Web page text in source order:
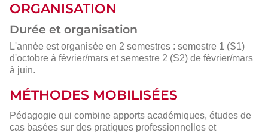
ORGANISATION
Durée et organisation
L'année est organisée en 2 semestres : semestre 1 (S1)
d'octobre à février/mars et semestre 2 (S2) de février/mars
à juin.
MÉTHODES MOBILISÉES
Pédagogie qui combine apports académiques, études de
cas basées sur des pratiques professionnelles et